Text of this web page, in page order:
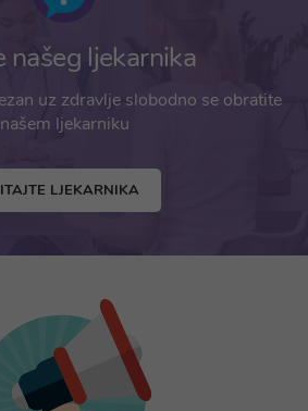
našeg ljekarnika
uz zdravlje slobodno se obratite
našem ljekarniku
LJEKARNIKA